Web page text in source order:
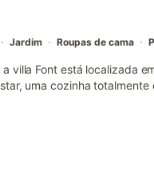
Jardim Roupas de cama
villa Font está localizada
uma cozinha